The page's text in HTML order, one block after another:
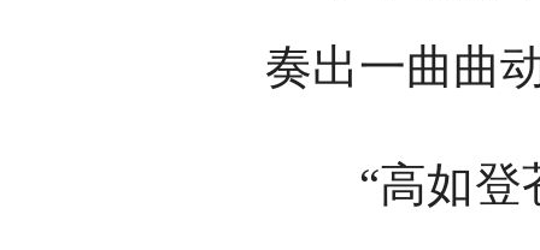
奏出一曲曲
“高如登苍